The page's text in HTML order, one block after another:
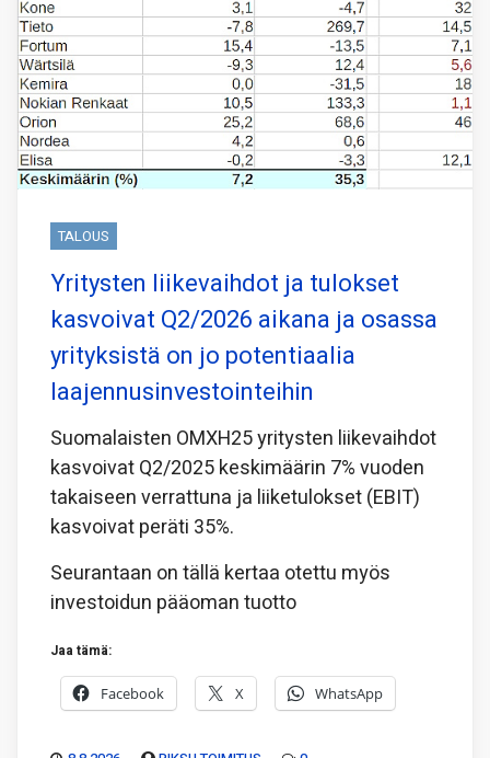
TALOUS
Yritysten liikevaihdot ja tulokset
kasvoivat Q2/2026 aikana ja osassa
yrityksistä on jo potentiaalia
laajennusinvestointeihin
Suomalaisten OMXH25 yritysten liikevaihdot
kasvoivat Q2/2025 keskimäärin 7% vuoden
takaiseen verrattuna ja liiketulokset (EBIT)
kasvoivat peräti 35%.
Seurantaan on tällä kertaa otettu myös
investoidun pääoman tuotto
Jaa tämä:
Facebook X WhatsApp